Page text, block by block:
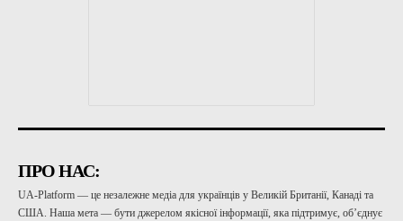
ПРО НАС:
UA-Platform — це незалежне медіа для українців у Великій Британії, Канаді та
США. Наша мета — бути джерелом якісної інформації, яка підтримує, об’єднує